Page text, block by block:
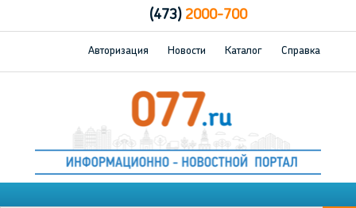
(473)2000-700
Авторизация Новости Каталог Справка